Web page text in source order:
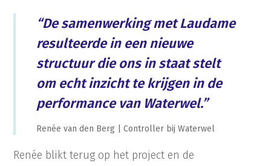
“De samenwerking met Laudame
resulteerde in een nieuwe
structuur die ons in staat stelt
om echt inzicht te krijgen in de
performance van Waterwel.”
Renée van den Berg | Controller bij Waterwel
Renée blikt terug op het project en de